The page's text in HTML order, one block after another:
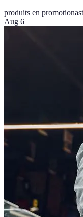
produits en promotion
Aug 6